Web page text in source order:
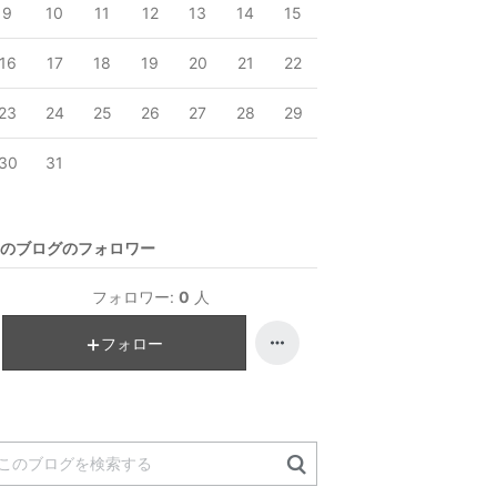
9 10 11 12 13 14 15
17 18 19 20 21 22
24 25 26 27 28 29
31
ブログのフォロワー
フォロワー: 0 人
フォロー